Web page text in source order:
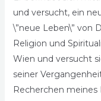
und versucht, ein
\”neue Leben\” von
Religion und
Wien und versucht
seiner
Recherchen